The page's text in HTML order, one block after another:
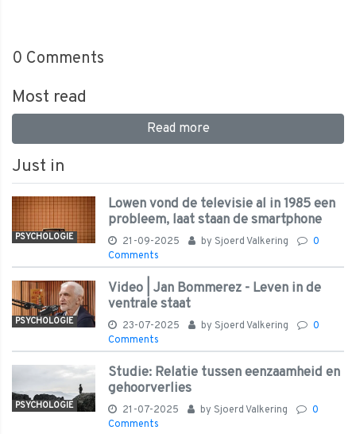
0 Comments
Most read
Read more
Just in
PSYCHOLOGIE
Lowen vond de televisie al in 1985 een
probleem, laat staan de smartphone
21-09-2025 by Sjoerd Valkering
0
Comments
PSYCHOLOGIE
Video | Jan Bommerez - Leven in de
ventrale staat
23-07-2025 by Sjoerd Valkering
0
Comments
PSYCHOLOGIE
Studie: Relatie tussen eenzaamheid en
gehoorverlies
21-07-2025 by Sjoerd Valkering
0
Comments